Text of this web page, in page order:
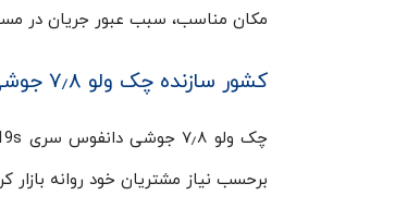
مکان مناسب، سبب عبور جریان در
کشور سازنده چک ولو ۷٫۸ جوشی سری NRV19s
برحسب نیاز مشتریان خود روانه بازار